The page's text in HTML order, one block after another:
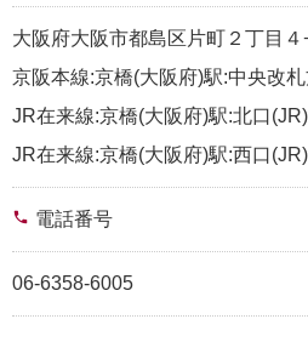
大阪府大阪市都島区片町２丁目４
京阪本線:京橋(大阪府)駅:中央改
JR在来線:京橋(大阪府)駅:北口
JR在来線:京橋(大阪府)駅:西口
phone 電話番号
06-6358-6005